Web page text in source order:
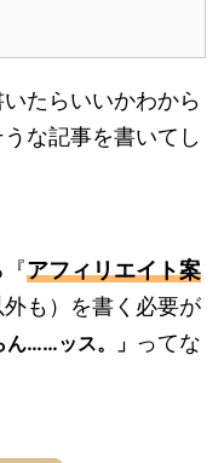
たらいいかわから
な記事を書いてし
アフィリエイト案
も）を書く必要が
ん……ッス。」 ってな